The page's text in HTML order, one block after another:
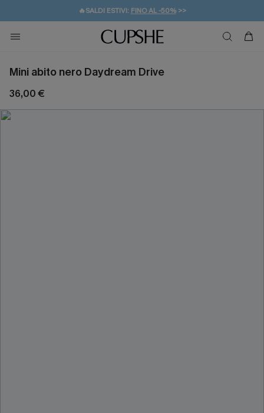
🔥SALDI ESTIVI: FINO AL -50%>>
🚚SPEDIZIONE GRATUITA DA 49€
💌REGALO PER I NUOVI: 20% DI SCONTO*
Mini abito nero Daydream Drive
36,00 €